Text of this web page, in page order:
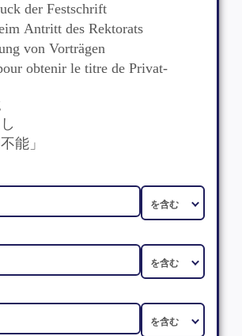
der Festschrift
Antritt des Rektorats
von Vorträgen
obtenir le titre de Privat-
能」